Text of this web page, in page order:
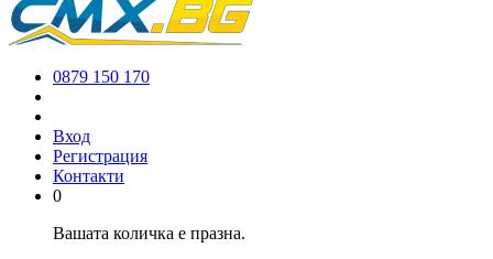
0879 150 170
Вход
Регистрация
Контакти
0
Вашата количка е празна.